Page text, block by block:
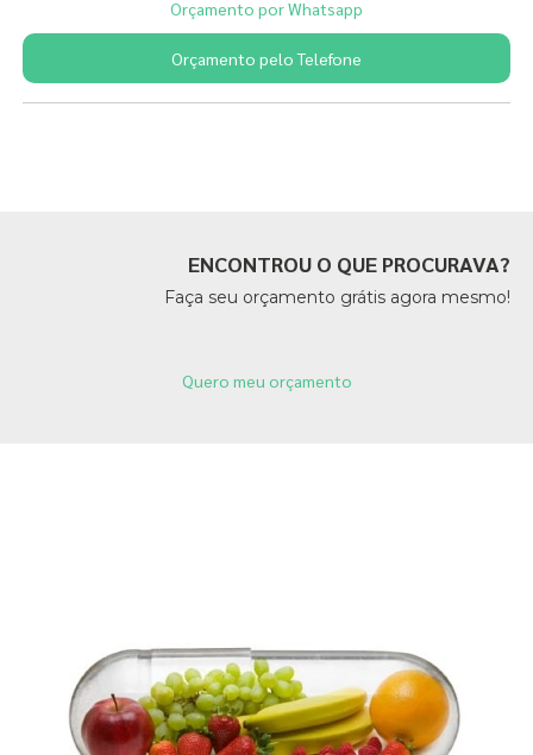
Orçamento por Whatsapp
Orçamento pelo Telefone
ENCONTROU O QUE PROCURAVA?
Faça seu orçamento grátis agora mesmo!
Quero meu orçamento